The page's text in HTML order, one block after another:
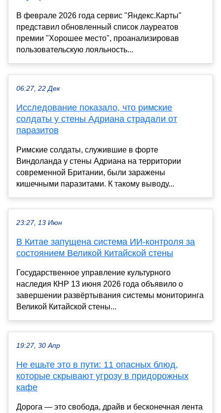
В феврале 2026 года сервис "Яндекс.Карты"
представил обновленный список лауреатов
премии "Хорошее место", проанализировав
пользовательскую лояльность...
06:27, 22 Дек
Исследование показало, что римские
солдаты у стены Адриана страдали от
паразитов
Римские солдаты, служившие в форте
Виндоланда у стены Адриана на территории
современной Британии, были заражены
кишечными паразитами. К такому выводу...
23:27, 13 Июн
В Китае запущена система ИИ-контроля за
состоянием Великой Китайской стены
Государственное управление культурного
наследия КНР 13 июня 2026 года объявило о
завершении развёртывания системы мониторинга
Великой Китайской стены...
19:27, 30 Апр
Не ешьте это в пути: 11 опасных блюд,
которые скрывают угрозу в придорожных
кафе
Дорога — это свобода, драйв и бесконечная лента